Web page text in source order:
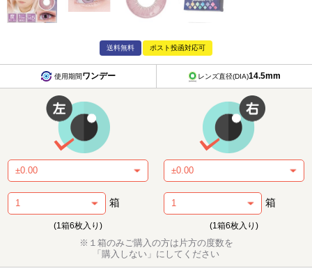
送料無料 ポスト投函対応可
使用期間ワンデー レンズ直径(DIA)14.5mm
箱
(1箱6枚入り)
箱
(1箱6枚入り)
※１箱のみご購入の方は片方の度数を
「購入しない」にしてください